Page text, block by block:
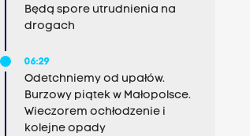
Będą spore utrudnienia na
drogach
06:29
Odetchniemy od upałów.
Burzowy piątek w Małopolsce.
Wieczorem ochłodzenie i
kolejne opady